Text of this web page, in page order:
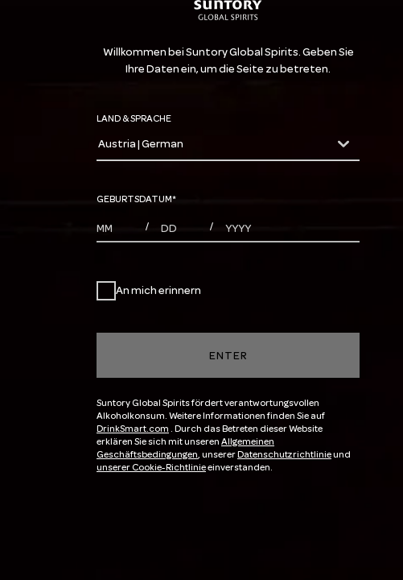
Willkommen bei Suntory Global Spirits. Geben Sie
Ihre Daten ein, um die Seite zu betreten.
LAND & SPRACHE
countryDropdown
Austria | German
GEBURTSDATUM*
MONTHS
/ DAYS / YEAR
An mich erinnern
ENTER
Suntory Global Spirits fördert verantwortungsvollen
Alkoholkonsum. Weitere Informationen finden Sie auf
DrinkSmart.com . Durch das Betreten dieser Website
erklären Sie sich mit unseren Allgemeinen
Geschäftsbedingungen, unsererDatenschutzrichtlinieund
unserer Cookie-Richtlinieeinverstanden.